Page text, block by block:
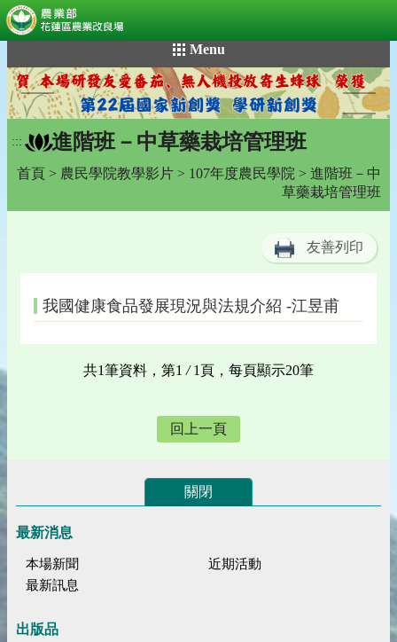
到
主
要
內
容
塊
Menu
::: 進階班－中草藥栽培管理班
首頁 > 農民學院教學影片 > 107年度農民學院 > 進階班－中
草藥栽培管理班
友善列印
我國健康食品發展現況與法規介紹 -江昱甫
共1筆資料，第1 /1頁，每頁顯示20筆
回上一頁
關閉
最新消息
本場新聞
近期活動
最新訊息
出版品